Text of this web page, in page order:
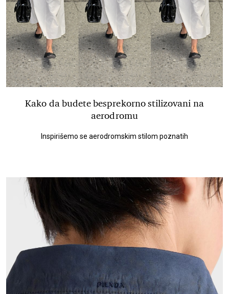
Kako da budete besprekorno stilizovani na
aerodromu
Inspirišemo se aerodromskim stilom poznatih